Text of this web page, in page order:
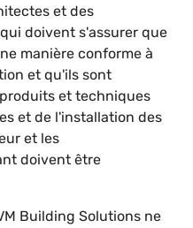
et des
doivent s'assurer que
manière conforme à
et qu'ils sont
et techniques
et de l'installation des
et les
doivent être
Building Solutions ne